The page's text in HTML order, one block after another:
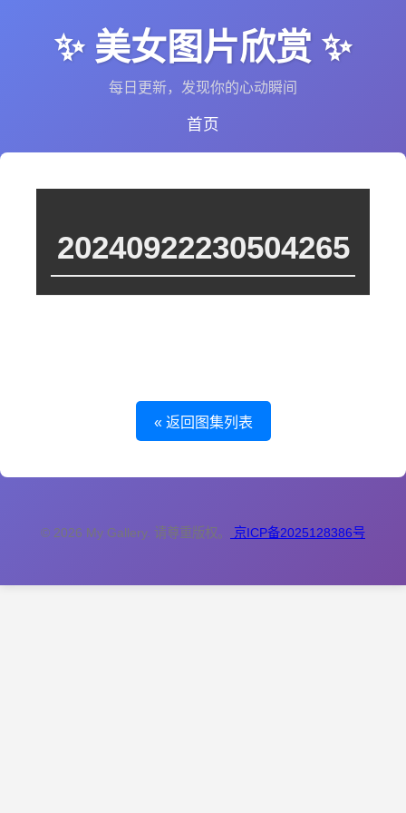
✨ 美女图片欣赏 ✨
每日更新，发现你的心动瞬间
首页
20240922230504265
« 返回图集列表
© 2026 My Gallery. 请尊重版权。 京ICP备2025128386号